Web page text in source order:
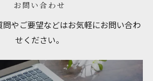
お問い合わせ
やご要望などはお気軽にお問い合わ
せください。